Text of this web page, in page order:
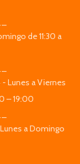
de 11:30 a
- Lunes a Viernes
– 19:00
a Domingo